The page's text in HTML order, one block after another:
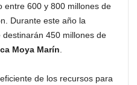
entre 600 y 800 millones de
Durante este año la
450 millones de
Moya Marín
de los recursos para